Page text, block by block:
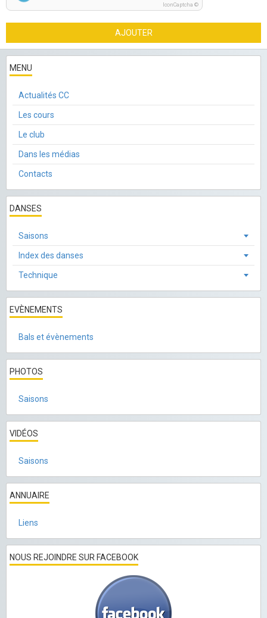
IconCaptcha ©
AJOUTER
MENU
Actualités CC
Les cours
Le club
Dans les médias
Contacts
DANSES
Saisons
Index des danses
Technique
EVÈNEMENTS
Bals et évènements
PHOTOS
Saisons
VIDÉOS
Saisons
ANNUAIRE
Liens
NOUS REJOINDRE SUR FACEBOOK